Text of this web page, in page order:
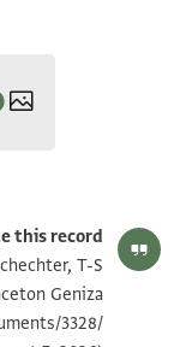
edition (1950–85).
בשמך רחמ
לו דהבת אן
ולא חמלתה
(Yale University
and Islam.
Outhwaite.
T-S 13J21.18 1v
בכברך
כץ נפסך
this concern that
תנאי היתר שימוש
this record:
T-S
Geniza
3328/